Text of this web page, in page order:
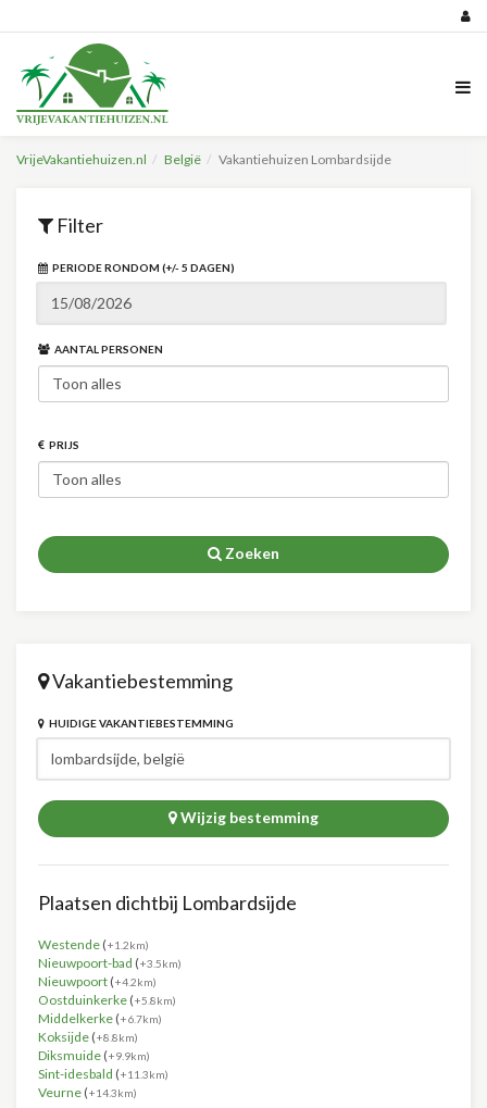
VrijeVakantiehuizen.nl België Vakantiehuizen Lombardsijde
Filter
PERIODE RONDOM (+/- 5 DAGEN)
AANTAL PERSONEN
PRIJS
Zoeken
Vakantiebestemming
HUIDIGE VAKANTIEBESTEMMING
Wijzig bestemming
Plaatsen dichtbij Lombardsijde
Westende (+1.2km)
Nieuwpoort-bad (+3.5km)
Nieuwpoort (+4.2km)
Oostduinkerke (+5.8km)
Middelkerke (+6.7km)
Koksijde (+8.8km)
Diksmuide (+9.9km)
Sint-idesbald (+11.3km)
Veurne (+14.3km)